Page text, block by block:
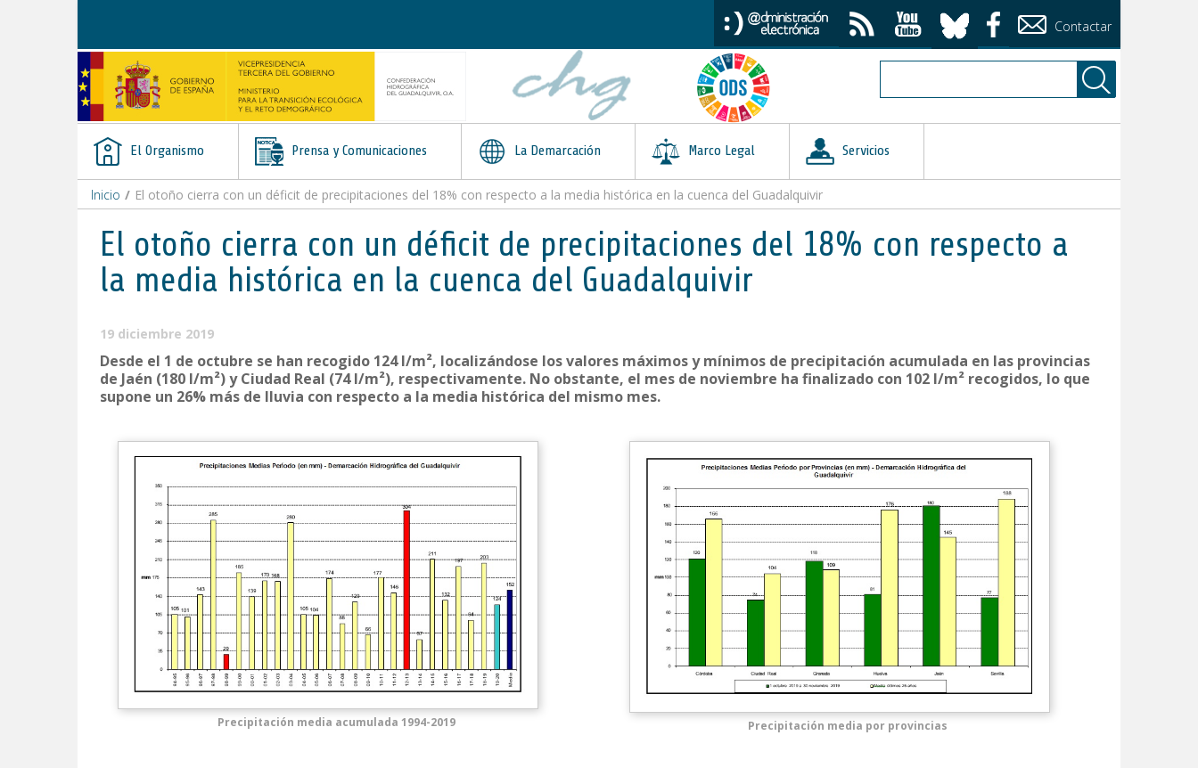
Contactar
El Organismo Prensa y Comunicaciones La Demarcación Marco Legal Servicios
Inicio / El otoño cierra con un déficit de precipitaciones del 18% con respecto a la media histórica en la cuenca del Guadalquivir
El otoño cierra con un déficit de precipitaciones del 18% con respecto a
la media histórica en la cuenca del Guadalquivir
19 diciembre 2019
Desde el 1 de octubre se han recogido 124 l/m², localizándose los valores máximos y mínimos de precipitación acumulada en las provincias
de Jaén (180 l/m²) y Ciudad Real (74 l/m²), respectivamente. No obstante, el mes de noviembre ha finalizado con 102 l/m² recogidos, lo que
supone un 26% más de lluvia con respecto a la media histórica del mismo mes.
Precipitación media acumulada 1994-2019 Precipitación media por provincias